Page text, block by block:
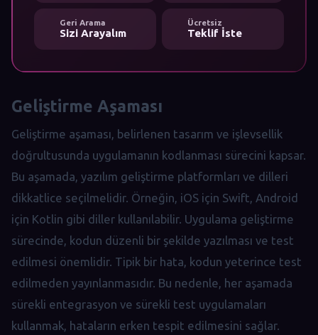
Geri Arama
Sizi Arayalım
Ücretsiz
Teklif İste
Geliştirme Aşaması
Geliştirme aşaması, belirlenen tasarım ve işlevsellik
doğrultusunda uygulamanın kodlanması sürecini kapsar.
Bu aşamada, yazılım geliştirme platformları ve dilleri
dikkatlice seçilmelidir. Örneğin, iOS için Swift, Android
için Kotlin gibi diller kullanılabilir. Uygulama geliştirme
sürecinde, kodun düzenli bir şekilde yazılması ve test
edilmesi önemlidir. Tipik bir hata, kodun yeterince test
edilmeden yayınlanmasıdır. Bu nedenle, her aşamada
sürekli entegrasyon ve sürekli test uygulamaları
kullanmak, hataların erken tespit edilmesini sağlar.